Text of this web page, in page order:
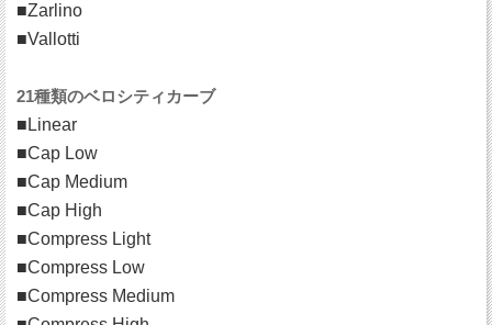
■Zarlino
■Vallotti
21種類のベロシティカーブ
■Linear
■Cap Low
■Cap Medium
■Cap High
■Compress Light
■Compress Low
■Compress Medium